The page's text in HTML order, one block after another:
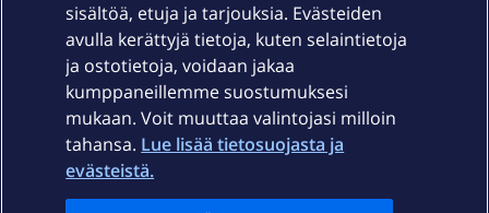
Palvelut
Ajankohtaista
sisältöä, etuja ja tarjouksia. Evästeiden
avulla kerättyjä tietoja, kuten selaintietoja
ja ostotietoja, voidaan jakaa
kumppaneillemme suostumuksesi
mukaan. Voit muuttaa valintojasi milloin
tahansa. Lue lisää tietosuojasta ja
evästeistä.